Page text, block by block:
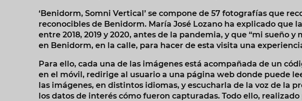
‘Benidorm, Somni Vertical’ se compone de 57 fotografías que
reconocibles de Benidorm. María José Lozano ha explicado que
entre 2018, 2019 y 2020, antes de la pandemia, y que “mi sueño
en Benidorm, en la calle, para hacer de esta visita una
Para ello, cada una de las imágenes está acompañada de un
en el móvil, redirige al usuario a una página web donde puede
las imágenes, en distintos idiomas, y escucharla de la voz de la
los datos de interés cómo fueron capturadas. Todo ello,